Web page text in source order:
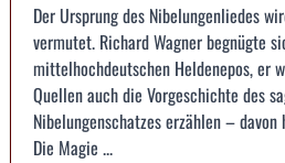
Der Ursprung des Nibelungenliedes
vermutet. Richard Wagner begnügte
mittelhochdeutschen Heldenepos, er
Quellen auch die Vorgeschichte des
Nibelungenschatzes erzählen – davon
Die Magie ...